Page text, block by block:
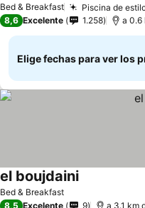
Bed & Breakfast Piscina de
8,6 Excelente 1.258 a 0.6
Elige fechas para ver los
Bed & Breakfast
el boujdaini
8,5 Excelente 9 a 3.1 km